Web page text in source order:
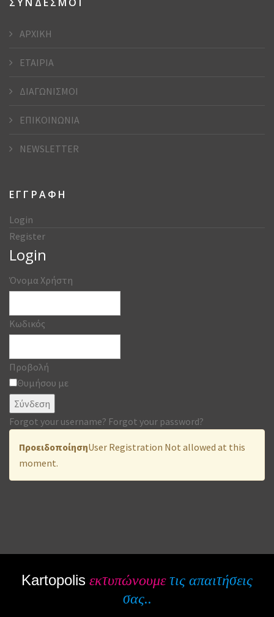
ΑΡΧΙΚΗ
ΕΤΑΙΡΙΑ
ΔΙΑΓΩΝΙΣΜΟΙ
ΕΠΙΚΟΙΝΩΝΙΑ
NEWSLETTER
ΕΓΓΡΑΦΗ
Login
Register
Login
Όνομα Χρήστη
Κωδικός
Προβολή
Θυμήσου με
Σύνδεση
Forgot your username? Forgot your password?
ΠροειδοποίησηUser Registration Not allowed at this
moment.
Kartopolis εκτυπώνουμετις απαιτήσεις
σας..